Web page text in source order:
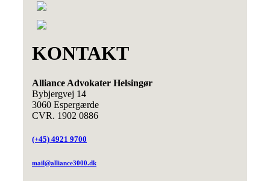
KONTAKT
Alliance Advokater Helsingør
Bybjergvej 14
3060 Espergærde
CVR. 1902 0886
(+45) 4921 9700
mail@alliance3000.dk